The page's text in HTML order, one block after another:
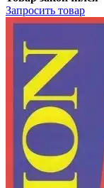
Запросить товар